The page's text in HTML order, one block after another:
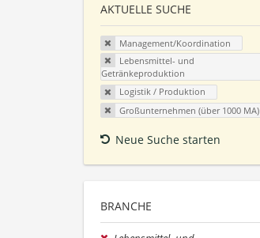
AKTUELLE SUCHE
Management/Koordination
Lebensmittel- und
Getränkeproduktion
Logistik / Produktion
Großunternehmen (über 1000 MA)
Neue Suche starten
BRANCHE